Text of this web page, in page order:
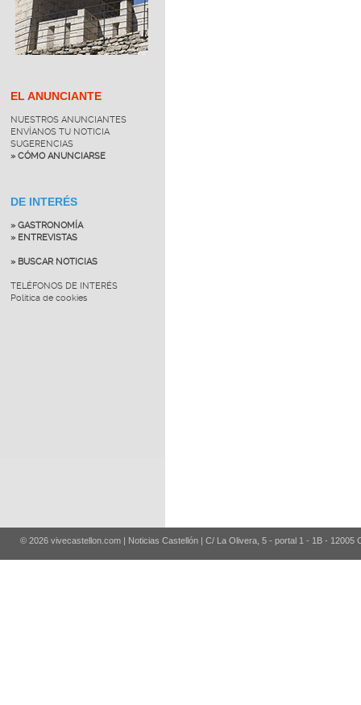
EL ANUNCIANTE
NUESTROS ANUNCIANTES
ENVÍANOS TU NOTICIA
SUGERENCIAS
» CÓMO ANUNCIARSE
DE INTERÉS
» GASTRONOMÍA
» ENTREVISTAS
» BUSCAR NOTICIAS
TELÉFONOS DE INTERÉS
Política de cookies
© 2026 vivecastellon.com | Noticias Castellón | C/ La Olivera, 5 - portal 1 - 1B - 12005